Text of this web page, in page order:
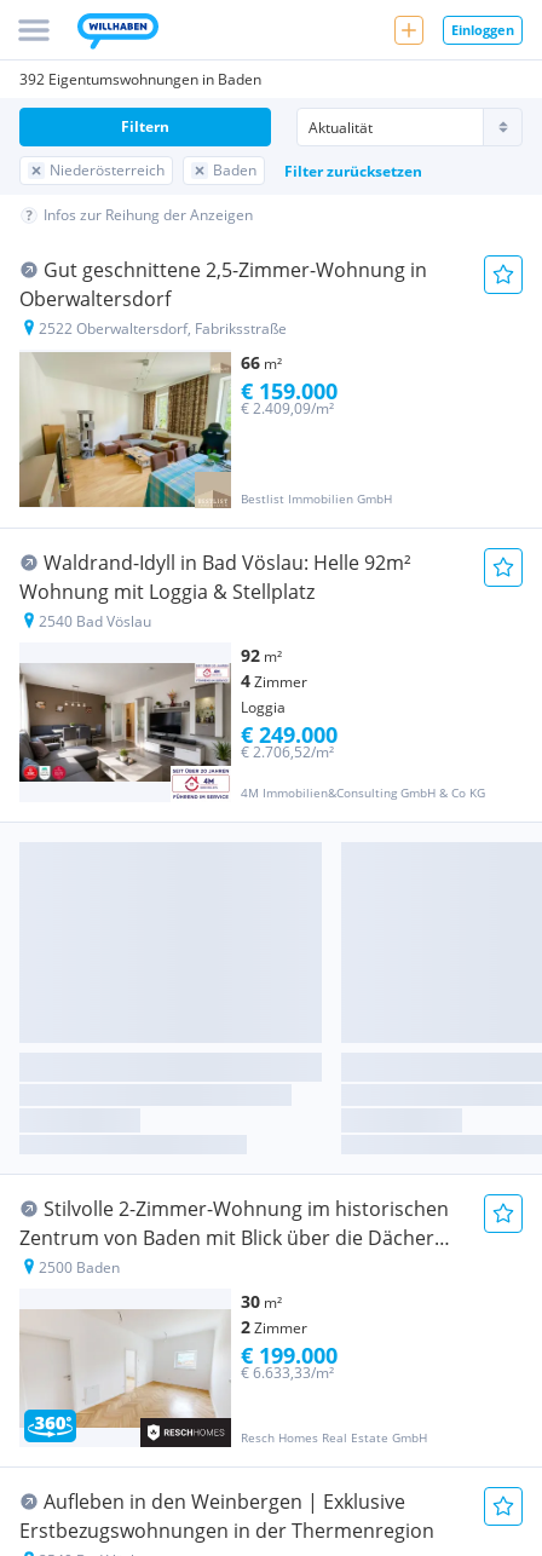
Einloggen
392 Eigentumswohnungen in Baden
Niederösterreich Baden Filter zurücksetzen
Filtern
Infos zur Reihung der Anzeigen
Gut geschnittene 2,5-Zimmer-Wohnung in
Oberwaltersdorf
2522 Oberwaltersdorf, Fabriksstraße
66 m²
Bestlist Immobilien GmbH
€ 2.409,09/m²
€ 159.000
Waldrand-Idyll in Bad Vöslau: Helle 92m²
Wohnung mit Loggia & Stellplatz
2540 Bad Vöslau
92 m²
4Zimmer
Loggia
4M Immobilien&Consulting GmbH & Co KG
€ 2.706,52/m²
€ 249.000
Stilvolle 2-Zimmer-Wohnung im historischen
Zentrum von Baden mit Blick über die Dächer
der Kaiserstadt
2500 Baden
30 m²
2Zimmer
Resch Homes Real Estate GmbH
€ 6.633,33/m²
€ 199.000
Aufleben in den Weinbergen | Exklusive
Erstbezugswohnungen in der Thermenregion